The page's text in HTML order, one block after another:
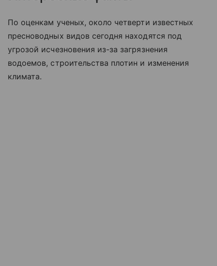
По оценкам ученых, около четверти известных
пресноводных видов сегодня находятся под
угрозой исчезновения из-за загрязнения
водоемов, строительства плотин и изменения
климата.